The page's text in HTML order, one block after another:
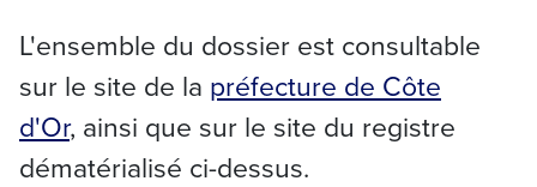
L'ensemble du dossier est consultable
sur le site de la préfecture de Côte
d'Or, ainsi que sur le site du registre
dématérialisé ci-dessus.